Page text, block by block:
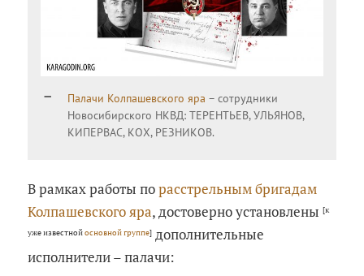
Палачи Колпашевского яра – сотрудники
Новосибирского НКВД: ТЕРЕНТЬЕВ, УЛЬЯНОВ,
КИПЕРВАС, КОХ, РЕЗНИКОВ.
В рамках работы порасстрельным бригадам
Колпашевского яра, достоверно установлены[к
уже известнойосновной группе] дополнительные
исполнители – палачи: